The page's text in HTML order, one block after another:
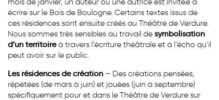
écrire sur le Bois de Boulogne. Certains textes issus de
ces résidences sont ensuite créés au Théâtre de Verdure.
Nous sommes très sensibles au travail de symbolisation
d’un territoireà travers l’écriture théâtrale et à l’écho qu’il
peut avoir sur le public.
Les résidences de création – Des créations pensées,
répétées (de mars à juin) et jouées (juin à septembre)
spécifiquement pour et dans le Théâtre de Verdure sur